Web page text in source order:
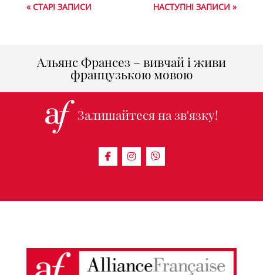
« СТАРІ ЗАПИСИ НАСТУПНІ ЗАПИСИ »
Альянс Франсез – вивчай і живи
французькою мовою
Залишайтеся на зв'язку!